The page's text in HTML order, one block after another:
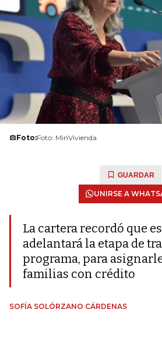
Foto:Foto: MinVivienda
GUARDAR
UNIRSE A
La cartera recordó que
adelantará la etapa de
programa, para
familias con crédito
SOFÍA SOLÓRZANO CÁRDENAS